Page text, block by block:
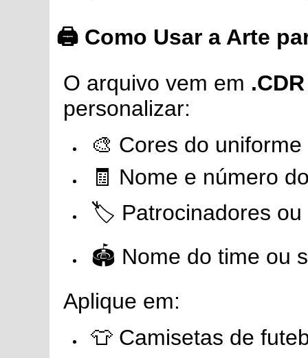
🖨️ Como Usar a Arte
O arquivo vem em
personalizar:
🎨 Cores do uniforme
🧾 Nome e número
🏷️ Patrocinadores ou
🏟️ Nome do time ou
Aplique em:
👕 Camisetas de